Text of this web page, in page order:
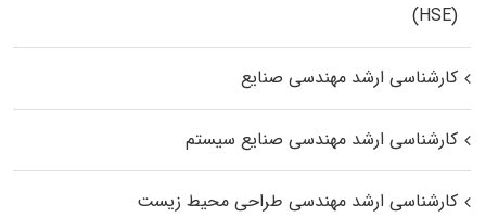
(HSE)
کارشناسی ارشد مهندسی صنایع
کارشناسی ارشد مهندسی صنایع سیستم
کارشناسی ارشد مهندسی طراحی محیط زیست